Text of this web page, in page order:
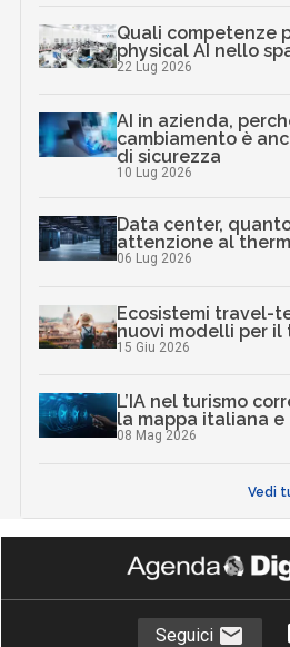
Quali competenze
physical AI nello
22 Lug 2026
AI in azienda,
cambiamento è
di sicurezza
10 Lug 2026
Data center,
attenzione al
06 Lug 2026
Ecosistemi travel-
nuovi modelli per il
15 Giu 2026
L’IA nel turismo
la mappa italiana
08 Mag 2026
Vedi
Seguici